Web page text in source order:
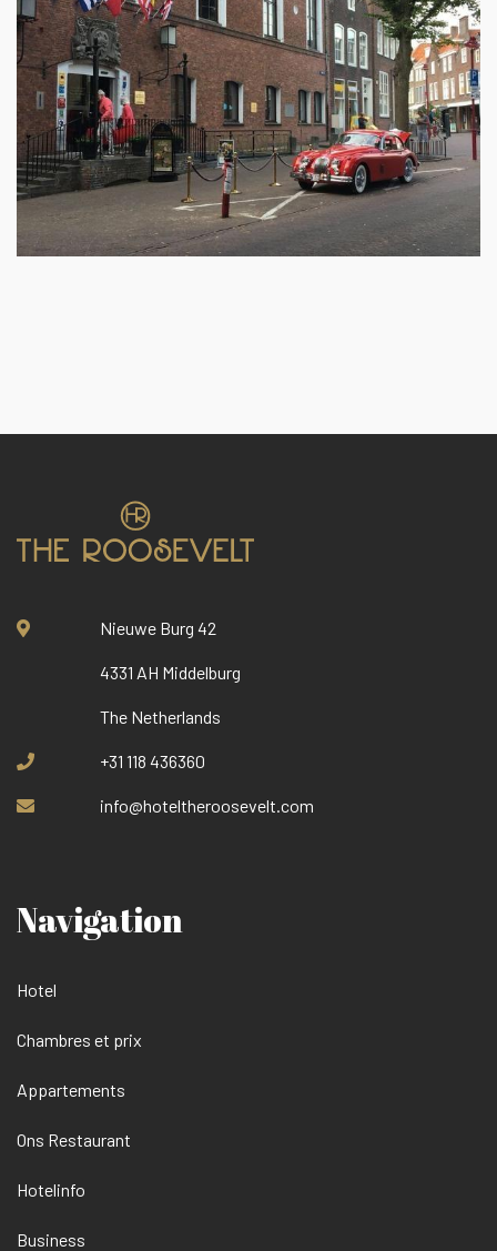
Nieuwe Burg 42
4331 AH Middelburg
The Netherlands
+31 118 436360
info@hoteltheroosevelt.com
Navigation
Hotel
Chambres et prix
Appartements
Ons Restaurant
Hotelinfo
Business